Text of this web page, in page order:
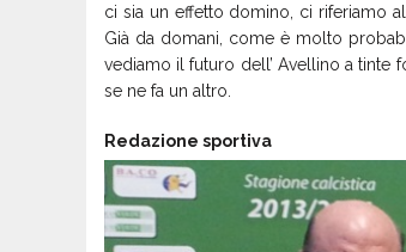
ci sia un effetto domino, ci riferiamo
Già da domani, come è molto
vediamo il futuro dell’ Avellino a tinte
se ne fa un altro.
Redazione sportiva